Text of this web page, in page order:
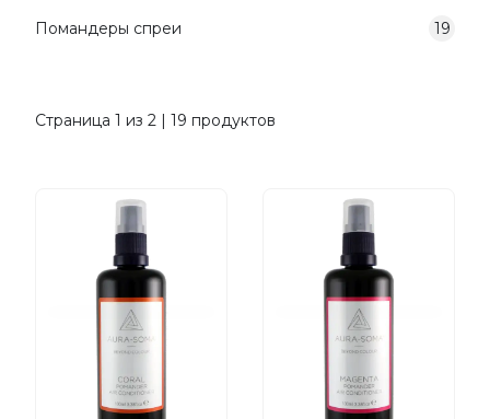
Помандеры спреи 19
Страница 1 из 2 | 19 продуктов